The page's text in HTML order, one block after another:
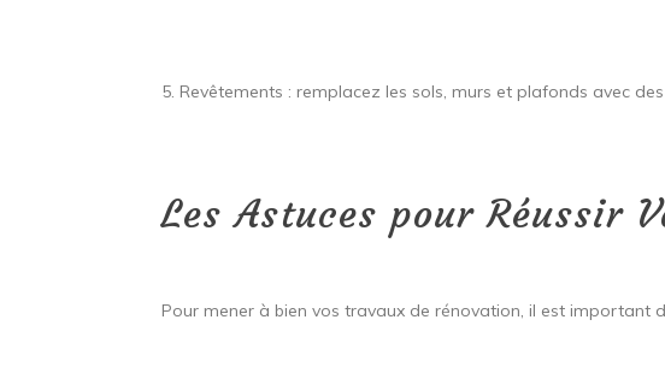
5. Revêtements : remplacez les sols, murs et plafonds avec
Les Astuces pour Réussir
Pour mener à bien vos travaux de rénovation, il est important